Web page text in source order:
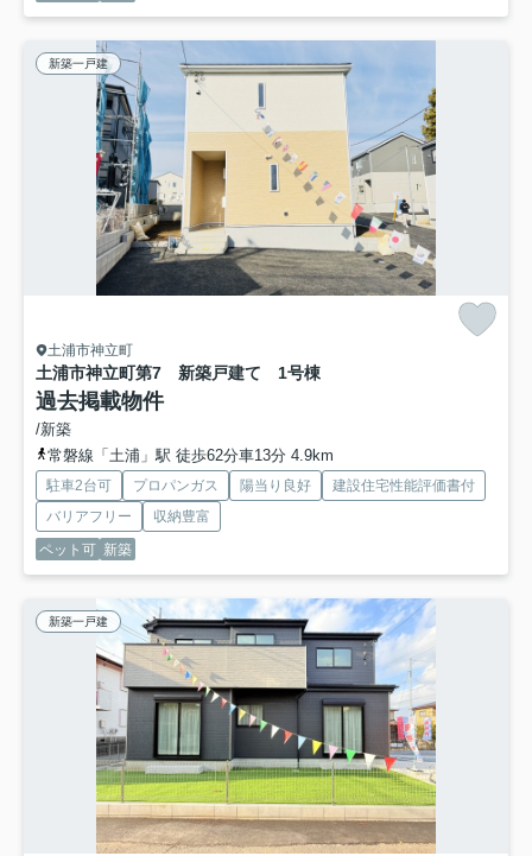
新築一戸建
土浦市神立町
土浦市神立町第7 新築戸建て 1号棟
過去掲載物件
/新築
常磐線「土浦」駅 徒歩62分車13分 4.9km
駐車2台可 プロパンガス 陽当り良好
建設住宅性能評価書付
バリアフリー
収納豊富
ペット可 新築
新築一戸建